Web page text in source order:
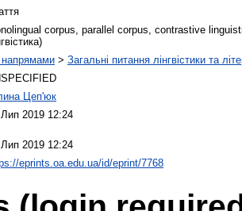
corpus, parallel corpus, contrastive
> Загальні питання лінгвістики та
Цеп'юк
2019 12:24
2019 12:24
eprints.oa.edu.ua/id/eprint/7768